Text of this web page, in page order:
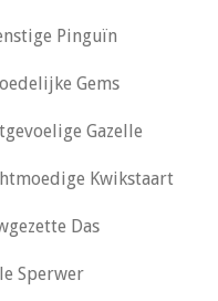
Pinguïn
Gems
Gazelle
Kwikstaart
Das